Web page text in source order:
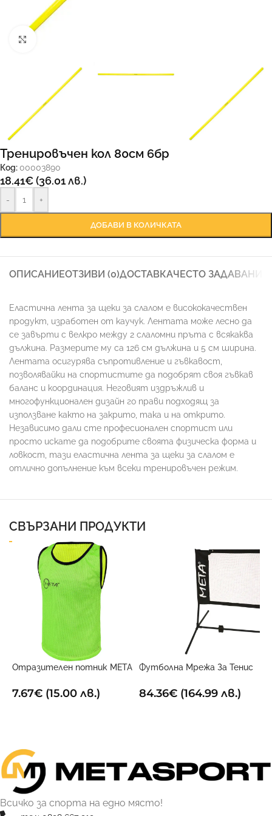
Тренировъчен кол 80см 6бр
Код: 00003890
18.41€(36.01 лв.)
- +
ДОБАВИ В КОЛИЧКАТА
ОПИСАНИЕОТЗИВИ (0)ДОСТАВКАЧЕСТО ЗАДАВАНИ
Еластична лента за щеки за слалом е висококачествен
продукт, изработен от каучук. Лентата може лесно да
се завърти с велкро между 2 слаломни пръта с всякаква
дължина. Размерите му са 126 см дължина и 5 см ширина.
Лентата осигурява съпротивление и гъвкавост,
позволявайки на спортистите да подобрят своя гъвкав
баланс и координация. Неговият издръжлив и
многофункционален дизайн го прави подходящ за
използване както на закрито, така и на открито.
Независимо дали сте професионален спортист или
просто искате да подобрите своята физическа форма и
ловкост, тази еластична лента за щеки за слалом е
отлично допълнение към всеки тренировъчен режим.
СВЪРЗАНИ ПРОДУКТИ
Отразителен потник META
7.67€ (15.00 лв.)
Футболна Мрежа За Тенис
84.36€(164.99 лв.)
Всичко за спорта на едно място!